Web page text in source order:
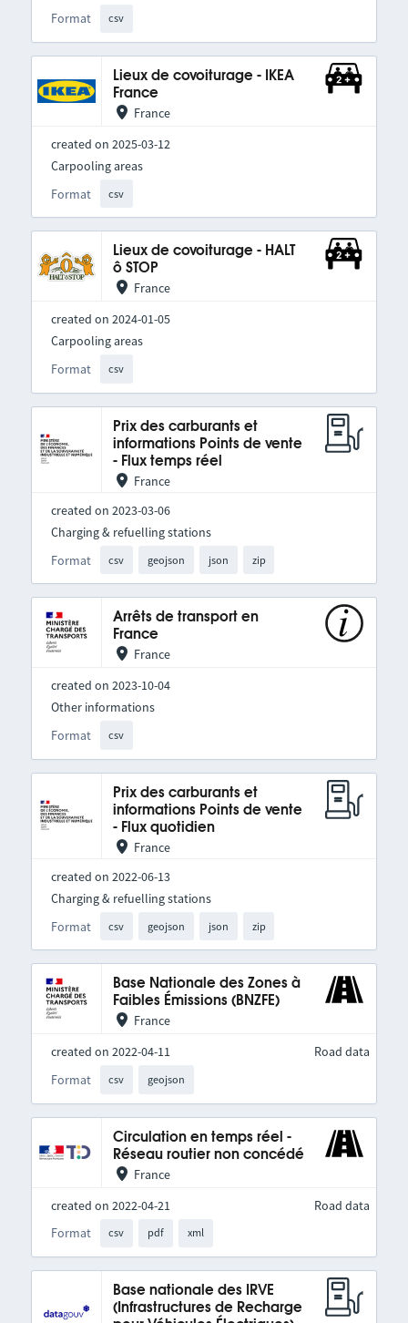
Format csv
Lieux de covoiturage - IKEA
France
France
created on 2025-03-12
Format csv
Carpooling areas
Lieux de covoiturage - HALT
ô STOP
France
created on 2024-01-05
Format csv
Carpooling areas
Prix des carburants et
informations Points de vente
- Flux temps réel
France
created on 2023-03-06
Format csv geojson json zip
Charging & refuelling stations
Arrêts de transport en
France
France
created on 2023-10-04
Format csv
Other informations
Prix des carburants et
informations Points de vente
- Flux quotidien
France
created on 2022-06-13
Format csv geojson json zip
Charging & refuelling stations
Base Nationale des Zones à
Faibles Émissions (BNZFE)
France
created on 2022-04-11
Format
csv geojson
Road data
Circulation en temps réel -
Réseau routier non concédé
France
created on 2022-04-21
Format
csv pdf xml
Road data
Base nationale des IRVE
(Infrastructures de Recharge